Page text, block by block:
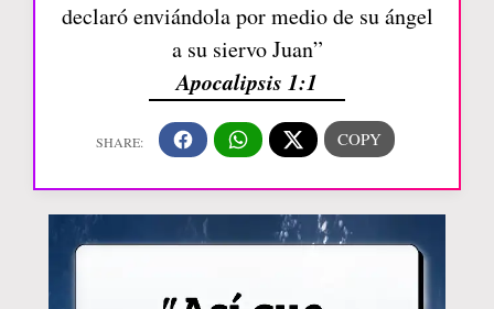
declaró enviándola por medio de su ángel
a su siervo Juan”
Apocalipsis 1:1